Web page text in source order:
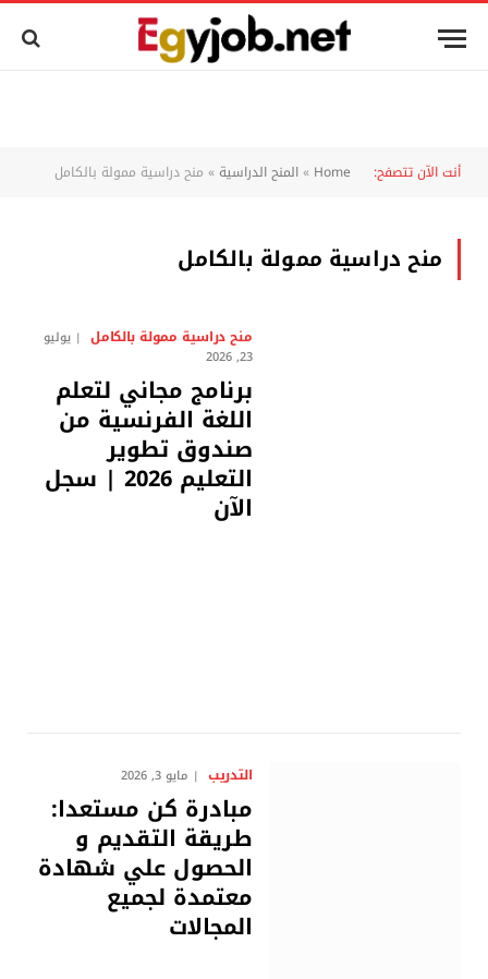
أنت الآن تتصفح: Home
»المنح الدراسية» منح دراسية ممولة بالكامل
منح دراسية ممولة بالكامل
منح دراسية ممولة بالكامل
يوليو
23, 2026
برنامج مجاني لتعلم
اللغة الفرنسية من
صندوق تطوير
التعليم 2026 | سجل
الآن
التدريب مايو 3, 2026
مبادرة كن مستعدا:
طريقة التقديم و
الحصول علي شهادة
معتمدة لجميع
المجالات